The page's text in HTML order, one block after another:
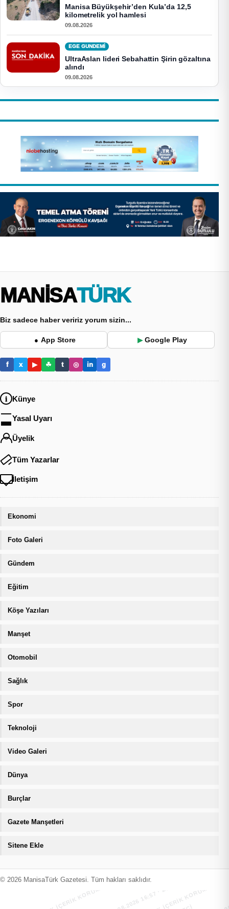
Manisa Büyükşehir’den Kula’da 12,5
kilometrelik yol hamlesi
09.08.2026
EGE GUNDEMİ
UltraAslan lideri Sebahattin Şirin gözaltına
alındı
09.08.2026
MANİSA TÜRK
Biz sadece haber veririz yorum sizin...
● App Store ▶ Google Play
f x ▶ ☘ t ◎ in g
Künye
Yasal Uyarı
Üyelik
Tüm Yazarlar
İletişim
Ekonomi
Foto Galeri
Gündem
Eğitim
Köşe Yazıları
Manşet
Otomobil
Sağlık
Spor
Teknoloji
Video Galeri
Dünya
Burçlar
Gazete Manşetleri
Sitene Ekle
© 2026 ManisaTürk Gazetesi. Tüm hakları saklıdır.
MANİSATÜRK İÇERİK KORUMA · 09.08.2026 16:57 · ZIYARETÇI
MANİSATÜRK İÇERİK KORUMA